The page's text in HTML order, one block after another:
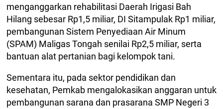
menganggarkan rehabilitasi Daerah Irigasi Bah
Hilang sebesar Rp1,5 miliar, DI Sitampulak Rp1 miliar,
pembangunan Sistem Penyediaan Air Minum
(SPAM) Maligas Tongah senilai Rp2,5 miliar, serta
bantuan alat pertanian bagi kelompok tani.
Sementara itu, pada sektor pendidikan dan
kesehatan, Pemkab mengalokasikan anggaran untuk
pembangunan sarana dan prasarana SMP Negeri 3